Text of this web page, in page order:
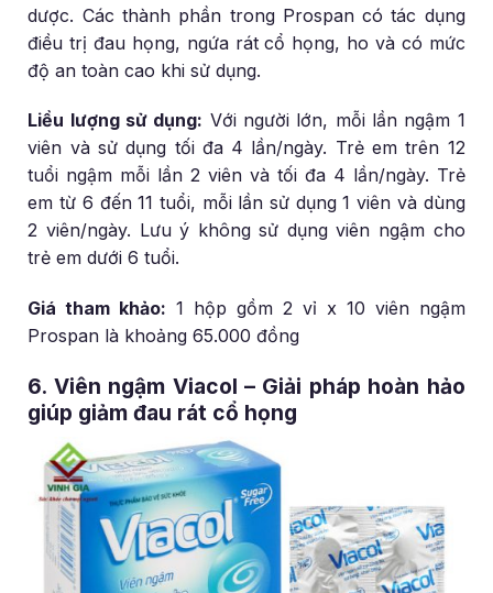
dược. Các thành phần trong Prospan có tác dụng
điều trị đau họng, ngứa rát cổ họng, ho và có mức
độ an toàn cao khi sử dụng.
Liều lượng sử dụng: Với người lớn, mỗi lần ngậm 1
viên và sử dụng tối đa 4 lần/ngày. Trẻ em trên 12
tuổi ngậm mỗi lần 2 viên và tối đa 4 lần/ngày. Trẻ
em từ 6 đến 11 tuổi, mỗi lần sử dụng 1 viên và dùng
2 viên/ngày. Lưu ý không sử dụng viên ngậm cho
trẻ em dưới 6 tuổi.
Giá tham khảo: 1 hộp gồm 2 vỉ x 10 viên ngậm
Prospan là khoảng 65.000 đồng
6. Viên ngậm Viacol – Giải pháp hoàn hảo
giúp giảm đau rát cổ họng